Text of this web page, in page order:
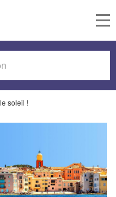
soleil !